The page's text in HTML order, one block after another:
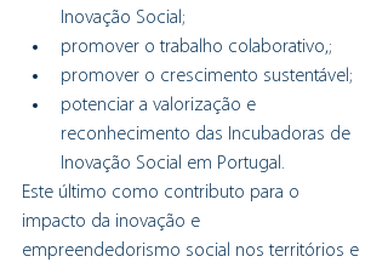
Inovação Social;
promover o trabalho colaborativo,;
promover o crescimento sustentável;
potenciar a valorização e
reconhecimento das Incubadoras de
Inovação Social em Portugal.
Este último como contributo para o
impacto da inovação e
empreendedorismo social nos territórios e